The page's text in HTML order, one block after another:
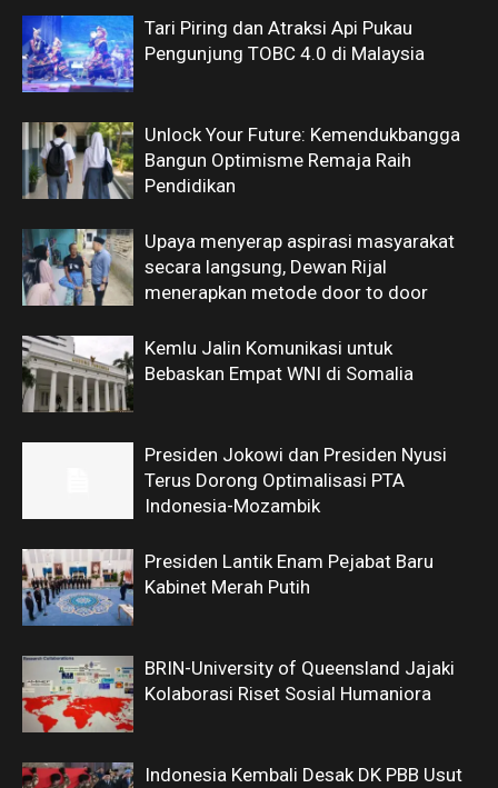
Tari Piring dan Atraksi Api Pukau
Pengunjung TOBC 4.0 di Malaysia
Unlock Your Future: Kemendukbangga
Bangun Optimisme Remaja Raih
Pendidikan
Upaya menyerap aspirasi masyarakat
secara langsung, Dewan Rijal
menerapkan metode door to door
Kemlu Jalin Komunikasi untuk
Bebaskan Empat WNI di Somalia
Presiden Jokowi dan Presiden Nyusi
Terus Dorong Optimalisasi PTA
Indonesia-Mozambik
Presiden Lantik Enam Pejabat Baru
Kabinet Merah Putih
BRIN-University of Queensland Jajaki
Kolaborasi Riset Sosial Humaniora
Indonesia Kembali Desak DK PBB Usut